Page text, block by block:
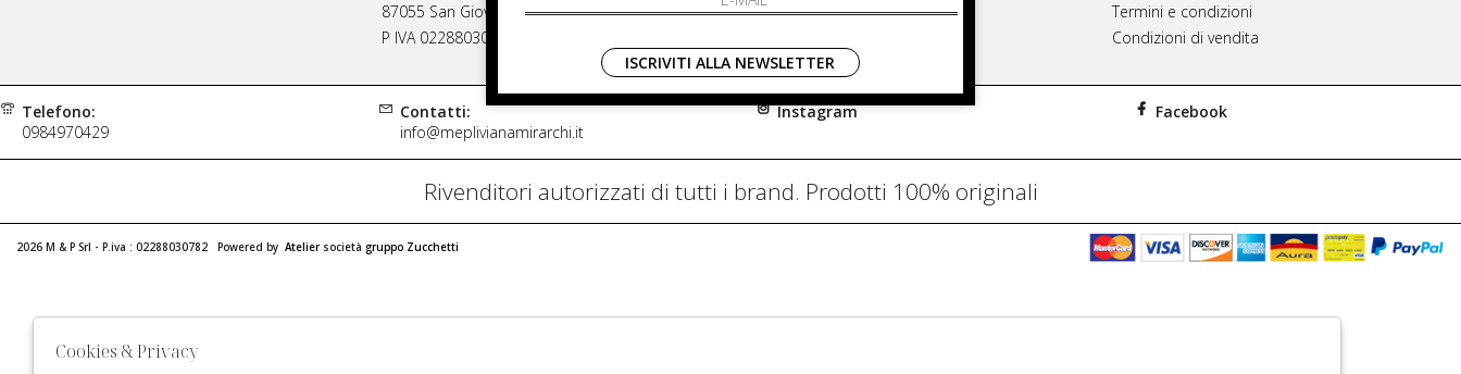
87055 San Giovanni in Fiore Italia
P IVA 02288030782
Contatti
Spedizione
Termini e condizioni
Condizioni di vendita
Telefono:
0984970429
Contatti:
info@meplivianamirarchi.it
Instagram Facebook
Rivenditori autorizzati di tutti i brand. Prodotti 100% originali
2026 M & P Srl - P.iva : 02288030782 Powered by Atelier società gruppo Zucchetti
ISCRIVITI ALLA NEWSLETTER
Cookies & Privacy